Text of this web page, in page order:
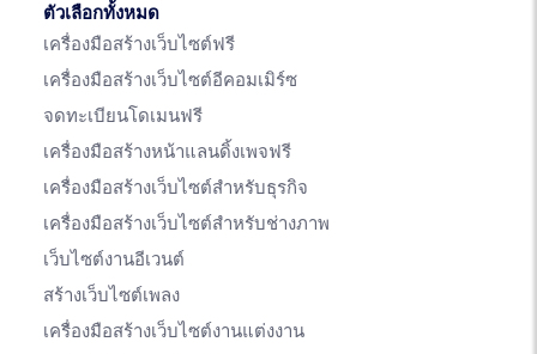
ตัวเลือกทั้งหมด
เครื่องมือสร้างเว็บไซต์ฟรี
เครื่องมือสร้างเว็บไซต์อีคอมเมิร์ซ
จดทะเบียนโดเมนฟรี
เครื่องมือสร้างหน้าแลนดิ้งเพจฟรี
เครื่องมือสร้างเว็บไซต์สำหรับธุรกิจ
เครื่องมือสร้างเว็บไซต์สำหรับช่างภาพ
เว็บไซต์งานอีเวนต์
สร้างเว็บไซต์เพลง
เครื่องมือสร้างเว็บไซต์งานแต่งงาน